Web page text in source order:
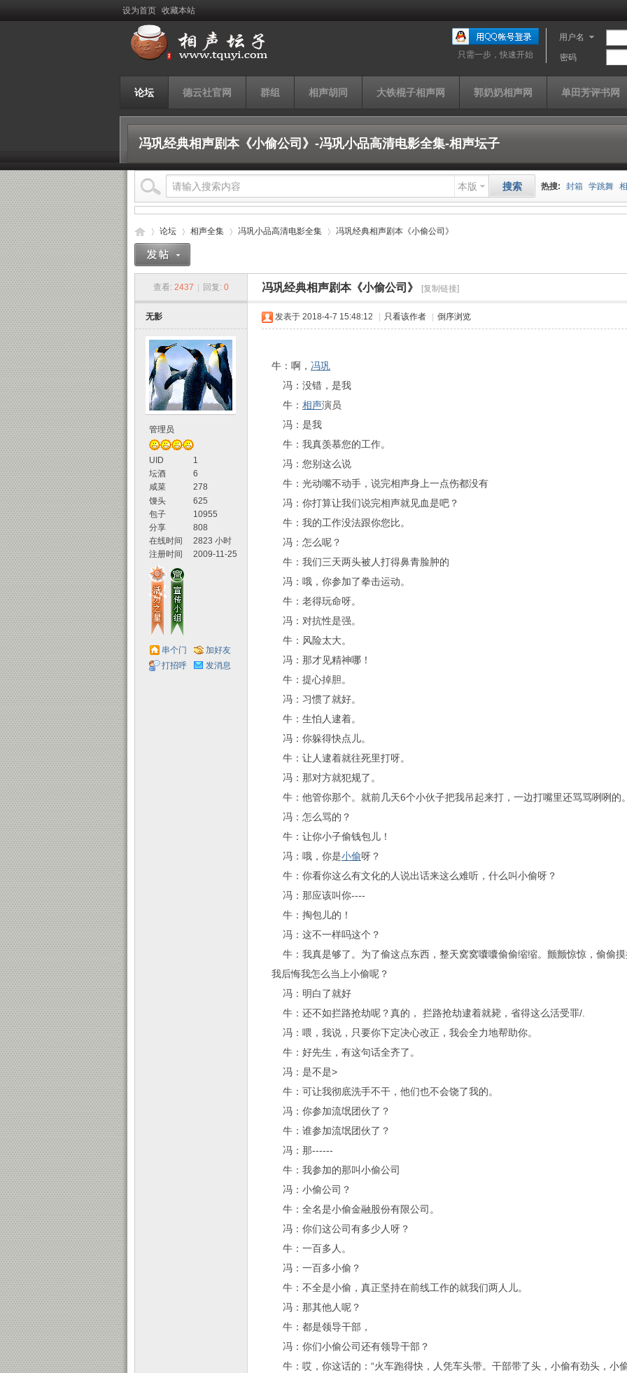
设为首页 收藏本站
用户名
密码
只需一步，快速开始
论坛 德云社官网 群组 相声胡同 大铁棍子相声网 郭奶奶相声网 单田芳评书网
冯巩经典相声剧本《小偷公司》-冯巩小品高清电影全集-相声坛子
本版 搜索 热搜: 封箱 学跳舞
山西家信 同仁堂 快板
论坛
›
相声全集
›
冯巩小品高清电影全集
›
冯巩经典相声剧本《小偷公司》
查看: 2437 回复: 0 冯巩经典相声剧本《小偷公司》 [复制链接]
无影
管理员
UID
1
坛酒
6
咸菜
278
馒头
625
包子
10955
分享
808
在线时间
2823 小时
注册时间
2009-11-25
串个门
加好友
打招呼
发消息
发表于 2018-4-7 15:48:12 只看该作者 倒序浏览
牛：啊， 冯巩
冯：没错，是我
牛： 相声演员
冯：是我
牛：我真羡慕您的工作。
冯：您别这么说
牛：光动嘴不动手，说完相声身上一点伤都没有
冯：你打算让我们说完相声就见血是吧？
牛：我的工作没法跟你您比。
冯：怎么呢？
牛：我们三天两头被人打得鼻青脸肿的
冯：哦，你参加了拳击运动。
牛：老得玩命呀。
冯：对抗性是强。
牛：风险太大。
冯：那才见精神哪！
牛：提心掉胆。
冯：习惯了就好。
牛：生怕人逮着。
冯：你躲得快点儿。
牛：让人逮着就往死里打呀。
冯：那对方就犯规了。
牛：他管你那个。就前几天6个小伙子把我吊起来打，一边打嘴里还骂骂咧咧的
冯：怎么骂的？
牛：让你小子偷钱包儿！
冯：哦，你是小偷呀？
牛：你看你这么有文化的人说出话来这么难听，什么叫小偷呀？
冯：那应该叫你----
牛：掏包儿的！
冯：这不一样吗这个？
牛：我真是够了。为了偷这点东西，整天窝窝囔囔偷偷缩缩。颤颤惊惊，偷偷
我后悔我怎么当上小偷呢？
冯：明白了就好
牛：还不如拦路抢劫呢？真的， 拦路抢劫逮着就毙，省得这么活受罪/.
冯：喂，我说，只要你下定决心改正，我会全力地帮助你。
牛：好先生，有这句话全齐了。
冯：是不是>
牛：可让我彻底洗手不干，他们也不会饶了我的。
冯：你参加流氓团伙了？
牛：谁参加流氓团伙了？
冯：那------
牛：我参加的那叫小偷公司
冯：小偷公司？
牛：全名是小偷金融股份有限公司。
冯：你们这公司有多少人呀？
牛：一百多人。
冯：一百多小偷？
牛：不全是小偷，真正坚持在前线工作的就我们两人儿。
冯：那其他人呢？
牛：都是领导干部，
冯：你们小偷公司还有领导干部？
牛：哎，你这话的：“火车跑得快，人凭车头带。干部带了头，小偷有劲头，小